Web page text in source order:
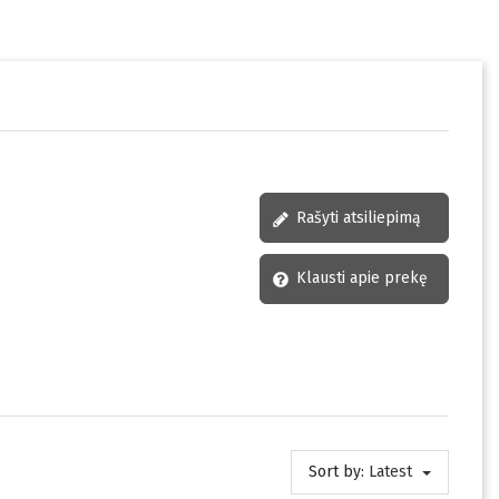
Rašyti atsiliepimą
Klausti apie prekę
Sort by: Latest